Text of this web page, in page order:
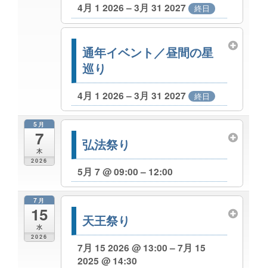
4月 1 2026 – 3月 31 2027 終日
通年イベント／昼間の星
巡り
4月 1 2026 – 3月 31 2027 終日
5月
7
木
2026
弘法祭り
5月 7 @ 09:00 – 12:00
7月
15
水
2026
天王祭り
7月 15 2026 @ 13:00 – 7月 15
2025 @ 14:30